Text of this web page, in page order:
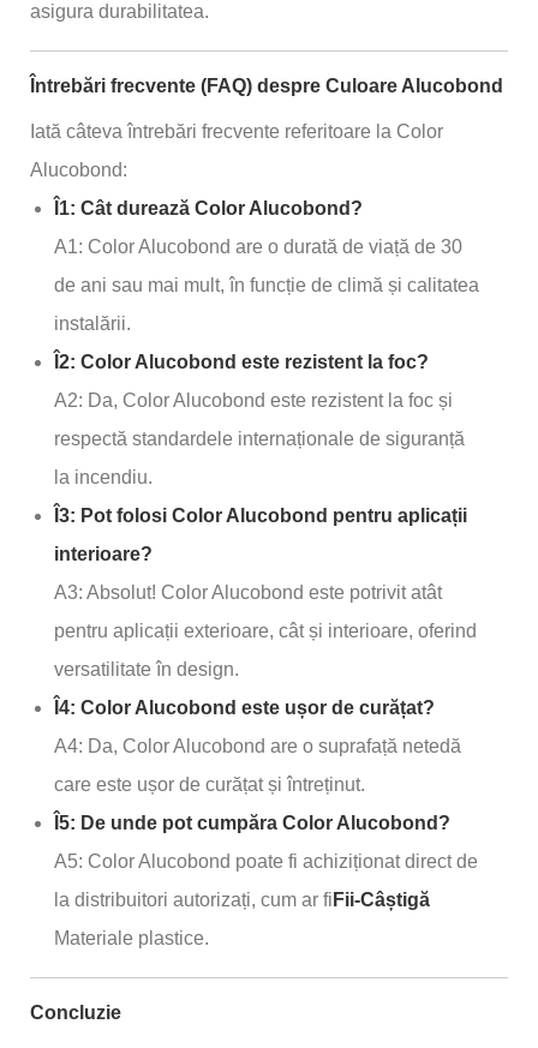
asigura durabilitatea.
Întrebări frecvente (FAQ) despre Culoare Alucobond
Iată câteva întrebări frecvente referitoare la Color
Alucobond:
Î1: Cât durează Color Alucobond?
A1: Color Alucobond are o durată de viață de 30
de ani sau mai mult, în funcție de climă și calitatea
instalării.
Î2: Color Alucobond este rezistent la foc?
A2: Da, Color Alucobond este rezistent la foc și
respectă standardele internaționale de siguranță
la incendiu.
Î3: Pot folosi Color Alucobond pentru aplicații
interioare?
A3: Absolut! Color Alucobond este potrivit atât
pentru aplicații exterioare, cât și interioare, oferind
versatilitate în design.
Î4: Color Alucobond este ușor de curățat?
A4: Da, Color Alucobond are o suprafață netedă
care este ușor de curățat și întreținut.
Î5: De unde pot cumpăra Color Alucobond?
A5: Color Alucobond poate fi achiziționat direct de
la distribuitori autorizați, cum ar fi Fii-Câștigă
Materiale plastice.
Concluzie